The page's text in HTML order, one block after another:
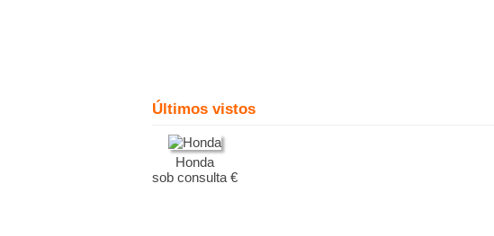
Últimos vistos
Honda
sob consulta €